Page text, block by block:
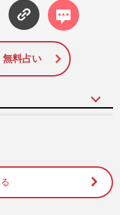
コメン
ト
無料占い
木美帆が国民栄誉賞
本」を選んだ背景
2026/8/6